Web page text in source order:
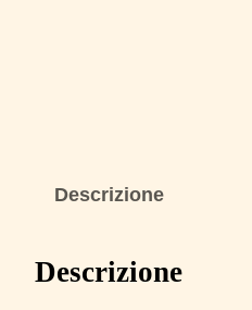
Descrizione
Descrizione